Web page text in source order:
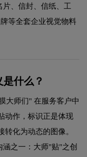
、信封、信纸、工
等全套企业视觉物料
什么？
大师们" 在服务客户中
动作，标识正是体现
化为动态的图像。
之一：大师"贴"之创